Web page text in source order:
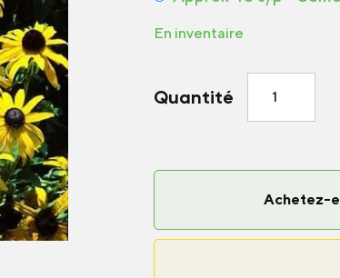
En inventaire
Quantité
Rudbeckie
Achetez-